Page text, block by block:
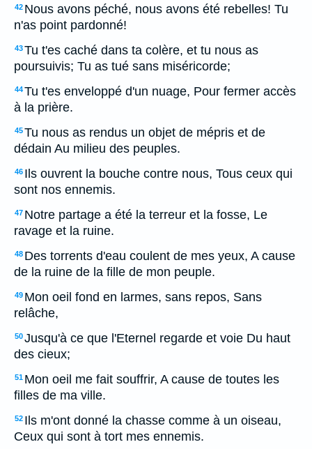
42 Nous avons péché, nous avons été rebelles! Tu
n'as point pardonné!
43Tu t'es caché dans ta colère, et tu nous as
poursuivis; Tu as tué sans miséricorde;
44Tu t'es enveloppé d'un nuage, Pour fermer accès
à la prière.
45Tu nous as rendus un objet de mépris et de
dédain Au milieu des peuples.
46 Ils ouvrent la bouche contre nous, Tous ceux qui
sont nos ennemis.
47 Notre partage a été la terreur et la fosse, Le
ravage et la ruine.
48 Des torrents d'eau coulent de mes yeux, A cause
de la ruine de la fille de mon peuple.
49 Mon oeil fond en larmes, sans repos, Sans
relâche,
50Jusqu'à ce que l'Eternel regarde et voie Du haut
des cieux;
51 Mon oeil me fait souffrir, A cause de toutes les
filles de ma ville.
52 Ils m'ont donné la chasse comme à un oiseau,
Ceux qui sont à tort mes ennemis.